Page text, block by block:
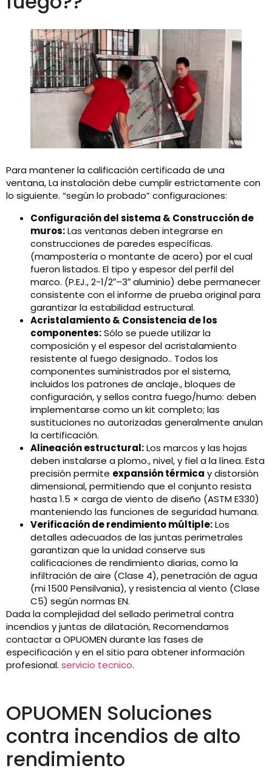
Para mantener la calificación certificada de una
ventana, La instalación debe cumplir estrictamente con
lo siguiente. “según lo probado” configuraciones:
Configuración del sistema & Construcción de
muros:Las ventanas deben integrarse en
construcciones de paredes específicas.
(mampostería o montante de acero) por el cual
fueron listados. El tipo y espesor del perfil del
marco. (P.EJ., 2-1/2″–3″ aluminio) debe permanecer
consistente con el informe de prueba original para
garantizar la estabilidad estructural.
Acristalamiento & Consistencia de los
componentes:Sólo se puede utilizar la
composición y el espesor del acristalamiento
resistente al fuego designado.. Todos los
componentes suministrados por el sistema,
incluidos los patrones de anclaje., bloques de
configuración, y sellos contra fuego/humo: deben
implementarse como un kit completo; las
sustituciones no autorizadas generalmente anulan
la certificación.
Alineación estructural:Los marcos y las hojas
deben instalarse a plomo., nivel, y fiel a la línea. Esta
precisión permite expansión térmica y distorsión
dimensional, permitiendo que el conjunto resista
hasta 1.5 × carga de viento de diseño (ASTM E330)
manteniendo las funciones de seguridad humana.
Verificación de rendimiento múltiple:Los
detalles adecuados de las juntas perimetrales
garantizan que la unidad conserve sus
calificaciones de rendimiento diarias, como la
infiltración de aire (Clase 4), penetración de agua
(mi 1500 Pensilvania), y resistencia al viento (Clase
C5) según normas EN.
Dada la complejidad del sellado perimetral contra
incendios y juntas de dilatación, Recomendamos
contactar a OPUOMEN durante las fases de
especificación y en el sitio para obtener información
profesional. servicio tecnico.
OPUOMEN Soluciones
contra incendios de alto
rendimiento